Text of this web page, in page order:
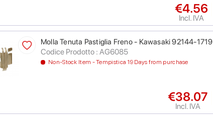
€4.56
Incl. IVA
Molla Tenuta Pastiglia Freno - Kawasaki 92144-1719
Codice Prodotto : AG6085
Non-Stock Item - Tempistica 19 Days from purchase
€38.07
Incl. IVA